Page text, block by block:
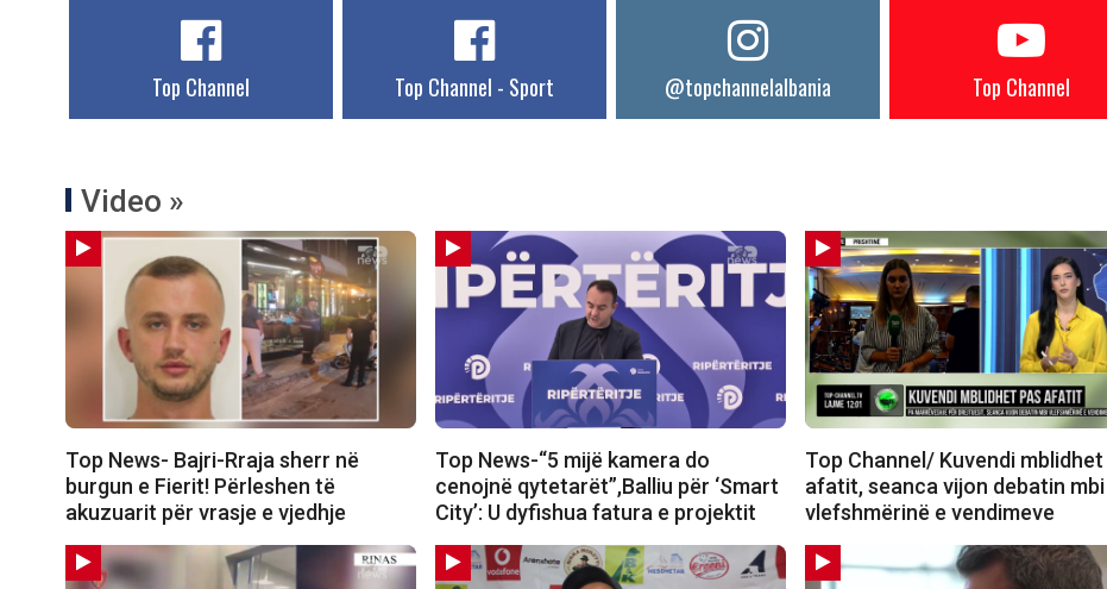
Top Channel Top Channel - Sport @topchannelalbania Top Channel
Video »
Top News- Bajri-Rraja sherr në
burgun e Fierit! Përleshen të
akuzuarit për vrasje e vjedhje
Top News-“5 mijë kamera do
cenojnë qytetarët”,Balliu për ‘Smart
City’: U dyfishua fatura e projektit
Top Channel/ Kuvendi mblidhet
afatit, seanca vijon debatin mbi
vlefshmërinë e vendimeve